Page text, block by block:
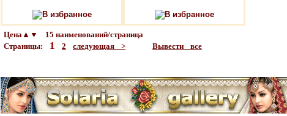
В избранное В избранное
Цена▲▼ 15 наименований/страница
Страницы: 1 2 следующая > Вывести все